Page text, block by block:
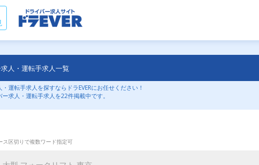
人・運転手求人一覧
運転手求人を探すならドラEVERにお任せください！
求人・運転手求人を22件掲載中です。
区切りで複数ワード指定可